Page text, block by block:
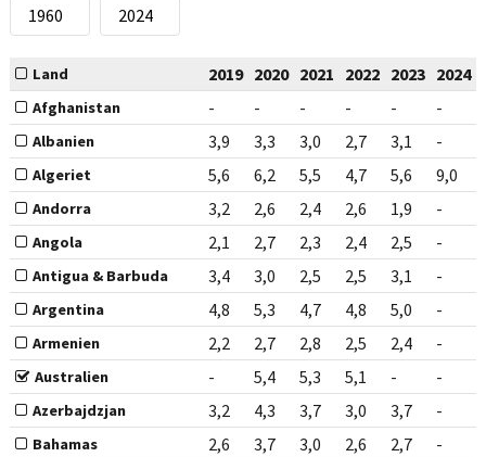
Land 2019 2020 2021 2022 2023 2024
Afghanistan - - - - - -
Albanien 3,9 3,3 3,0 2,7 3,1 -
Algeriet 5,6 6,2 5,5 4,7 5,6 9,0
Andorra 3,2 2,6 2,4 2,6 1,9 -
Angola 2,1 2,7 2,3 2,4 2,5 -
Antigua & Barbuda 3,4 3,0 2,5 2,5 3,1 -
Argentina 4,8 5,3 4,7 4,8 5,0 -
Armenien 2,2 2,7 2,8 2,5 2,4 -
Australien - 5,4 5,3 5,1 - -
Azerbajdzjan 3,2 4,3 3,7 3,0 3,7 -
Bahamas 2,6 3,7 3,0 2,6 2,7 -